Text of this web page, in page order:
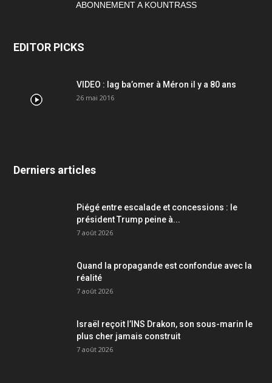
ABONNEMENT A KOUNTRASS
EDITOR PICKS
VIDEO : lag ba’omer à Méron il y a 80 ans
26 mai 2016
Derniers articles
Piégé entre escalade et concessions : le
président Trump peine à...
7 août 2026
Quand la propagande est confondue avec la
réalité
7 août 2026
Israël reçoit l’INS Drakon, son sous-marin le
plus cher jamais construit
7 août 2026